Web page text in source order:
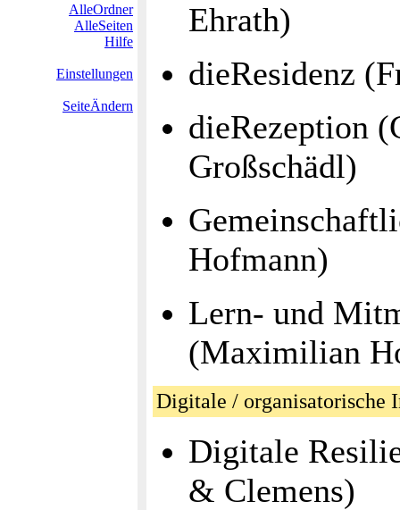
AlleOrdner
AlleSeiten
Hilfe
Einstellungen
SeiteÄndern
Ehrath)
dieResidenz
dieRezeption
Großschädl)
Hofmann)
Lern‑ und
(Maximilian
Digitale / organisatorische
Digitale
& Clemens)